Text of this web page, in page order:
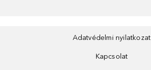
Adatvédelmi nyilatkozat
Kapcsolat